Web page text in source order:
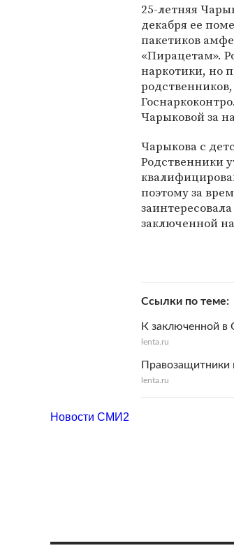
25-летняя
декабря ее
пакетиков
«Пирацетам».
наркотики, но
Чарыковой за
Чарыкова с
Родственники
поэтому за
заключенной
Ссылки по теме
К заключенной в
lenta.ru
Правозащитники
lenta.ru
Новости СМИ2